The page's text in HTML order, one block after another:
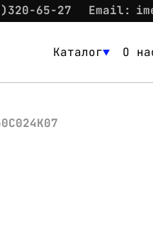
65-27 Email:
Каталог О